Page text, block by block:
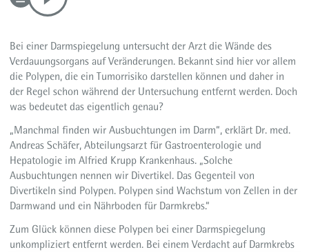
Bei einer Darmspiegelung untersucht der Arzt die Wände des
Verdauungsorgans auf Veränderungen. Bekannt sind hier vor allem
die Polypen, die ein Tumorrisiko darstellen können und daher in
der Regel schon während der Untersuchung entfernt werden. Doch
was bedeutet das eigentlich genau?
„Manchmal finden wir Ausbuchtungen im Darm“, erklärt Dr. med.
Andreas Schäfer, Abteilungsarzt für Gastroenterologie und
Hepatologie im Alfried Krupp Krankenhaus. „Solche
Ausbuchtungen nennen wir Divertikel. Das Gegenteil von
Divertikeln sind Polypen. Polypen sind Wachstum von Zellen in der
Darmwand und ein Nährboden für Darmkrebs.“
Zum Glück können diese Polypen bei einer Darmspiegelung
unkompliziert entfernt werden. Bei einem Verdacht auf Darmkrebs